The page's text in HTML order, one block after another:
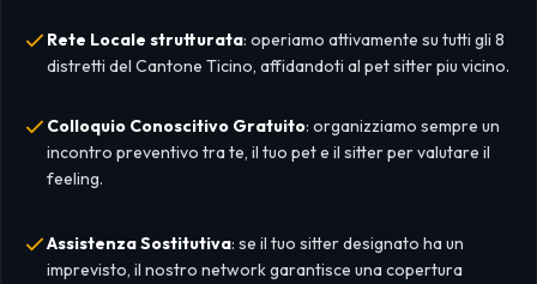
Rete Locale strutturata: operiamo attivamente su tutti gli 8
distretti del Cantone Ticino, affidandoti al pet sitter piu vicino.
Colloquio Conoscitivo Gratuito: organizziamo sempre un
incontro preventivo tra te, il tuo pet e il sitter per valutare il
feeling.
Assistenza Sostitutiva: se il tuo sitter designato ha un
imprevisto, il nostro network garantisce una copertura